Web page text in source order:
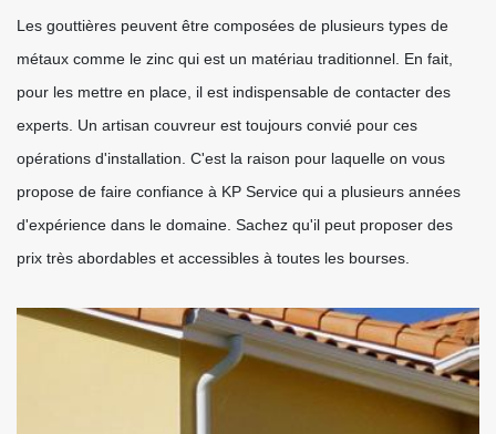
Les gouttières peuvent être composées de plusieurs types de
métaux comme le zinc qui est un matériau traditionnel. En fait,
pour les mettre en place, il est indispensable de contacter des
experts. Un artisan couvreur est toujours convié pour ces
opérations d'installation. C'est la raison pour laquelle on vous
propose de faire confiance à KP Service qui a plusieurs années
d'expérience dans le domaine. Sachez qu'il peut proposer des
prix très abordables et accessibles à toutes les bourses.